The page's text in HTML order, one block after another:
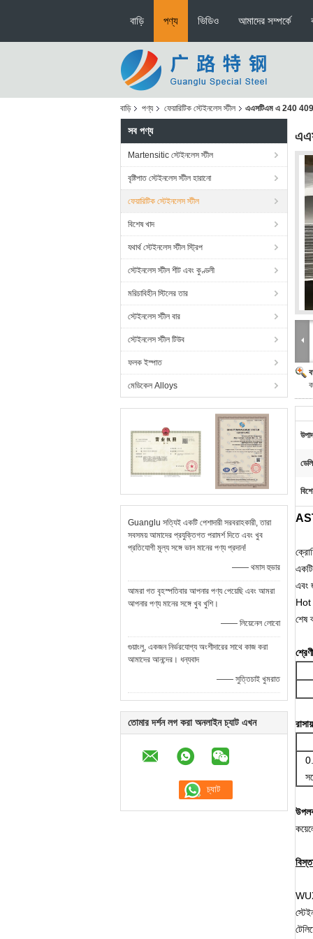
বাড়ি পণ্য ভিডিও আমাদের সম্পর্কে
বাড়ি পণ্য ফেয়ারিটিক স্টেইনলেস স্টীল এএসটিএম এ 240 409
সব পণ্য
Martensitic স্টেইনলেস স্টীল
বৃষ্টিপাত স্টেইনলেস স্টীল হারানো
ফেয়ারিটিক স্টেইনলেস স্টীল
বিশেষ খাদ
যথার্থ স্টেইনলেস স্টীল স্ট্রিপ
স্টেইনলেস স্টীল শীট এবং কুণ্ডলী
মরিচাবিহীন স্টিলের তার
স্টেইনলেস স্টীল বার
স্টেইনলেস স্টীল টিউব
ফলক ইস্পাত
মেডিকেল Alloys
Guanglu সত্যিই একটি পেশাদারী সরবরাহকারী, তারা
সবসময় আমাদের প্রযুক্তিগত পরামর্শ দিতে এবং খুব
প্রতিযোগী মূল্য সঙ্গে ভাল মানের পণ্য প্রদান!
—— থমাস হুভার
আমরা গত বৃহস্পতিবার আপনার পণ্য পেয়েছি এবং আমরা
আপনার পণ্য মানের সঙ্গে খুব খুশি।
—— লিয়েনেল লোবো
গুয়াংলু, একজন নির্ভরযোগ্য অংশীদারের সাথে কাজ করা
আমাদের আনন্দের। ধন্যবাদ
—— সুত্তিচাই খুমরাত
তোমার দর্শন লগ করা অনলাইন চ্যাট এখন
এবং
Hot
শেষ
শ্রেণী